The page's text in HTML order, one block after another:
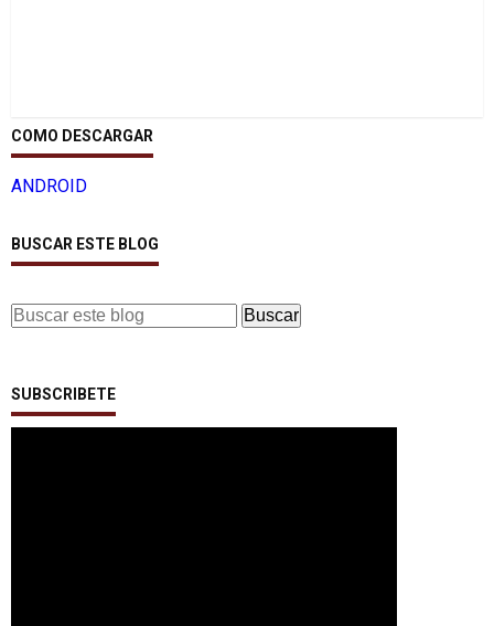
COMO DESCARGAR
ANDROID
BUSCAR ESTE BLOG
SUBSCRIBETE